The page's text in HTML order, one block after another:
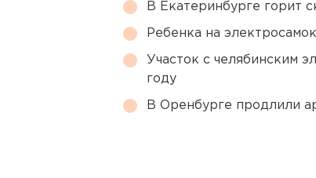
В Екатеринбурге горит
Ребенка на
Участок с челябинским
году
В Оренбурге продлили